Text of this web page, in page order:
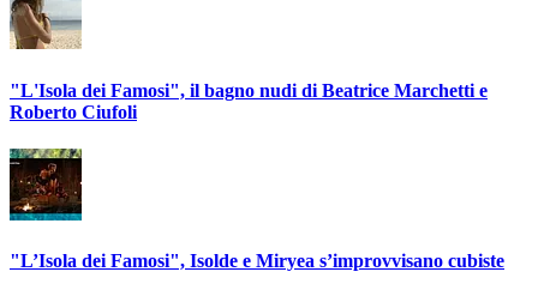
"L'Isola dei Famosi", il bagno nudi di Beatrice Marchetti e
Roberto Ciufoli
"L’Isola dei Famosi", Isolde e Miryea s’improvvisano cubiste